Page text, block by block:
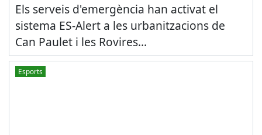
Els serveis d'emergència han activat el
sistema ES-Alert a les urbanitzacions de
Can Paulet i les Rovires...
Esports